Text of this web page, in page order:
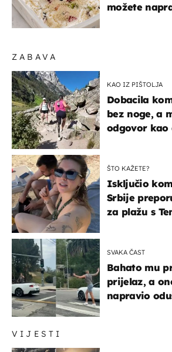
VIJESTI
ZABAVA
KAO IZ PIŠTOLJA
Dobacila
bez noge, a
odgovor kao
ŠTO KAŽETE?
Isključio
Srbije
za plažu s
SVAKA ČAST
Bahato mu
prijelaz, a
napravio
možete